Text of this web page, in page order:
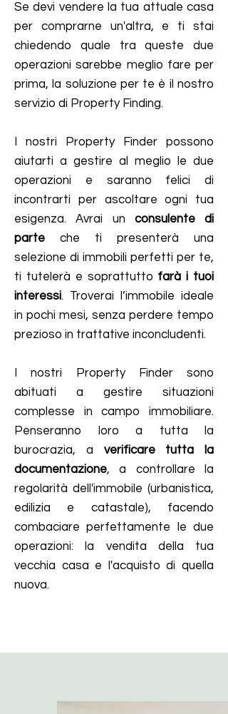
Se devi vendere la tua attuale casa
per comprarne un'altra, e ti stai
chiedendo quale tra queste due
operazioni sarebbe meglio fare per
prima, la soluzione per te è il nostro
servizio di Property Finding.
I nostri Property Finder possono
aiutarti a gestire al meglio le due
operazioni e saranno felici di
incontrarti per ascoltare ogni tua
esigenza. Avrai un consulente di
parte che ti presenterà una
selezione di immobili perfetti per te,
ti tutelerà e soprattutto farà i tuoi
interessi. Troverai l’immobile ideale
in pochi mesi, senza perdere tempo
prezioso in trattative inconcludenti.
I nostri Property Finder sono
abituati a gestire situazioni
complesse in campo immobiliare.
Penseranno loro a tutta la
burocrazia, a verificare tutta la
documentazione, a controllare la
regolarità dell'immobile (urbanistica,
edilizia e catastale), facendo
combaciare perfettamente le due
operazioni: la vendita della tua
vecchia casa e l'acquisto di quella
nuova.